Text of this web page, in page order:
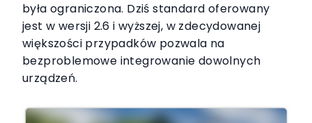
była ograniczona. Dziś standard oferowany
jest w wersji 2.6 i wyższej, w zdecydowanej
większości przypadków pozwala na
bezproblemowe integrowanie dowolnych
urządzeń.